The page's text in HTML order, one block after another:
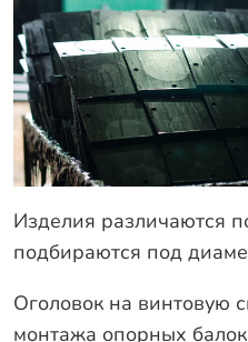
Изделия различаются
подбираются под
Оголовок на винтовую
монтажа опорных